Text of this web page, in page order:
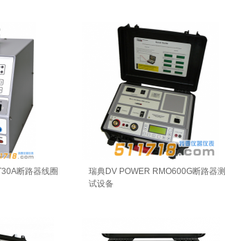
断路器线圈
瑞典DV POWER RMO600G断路器测
试设备